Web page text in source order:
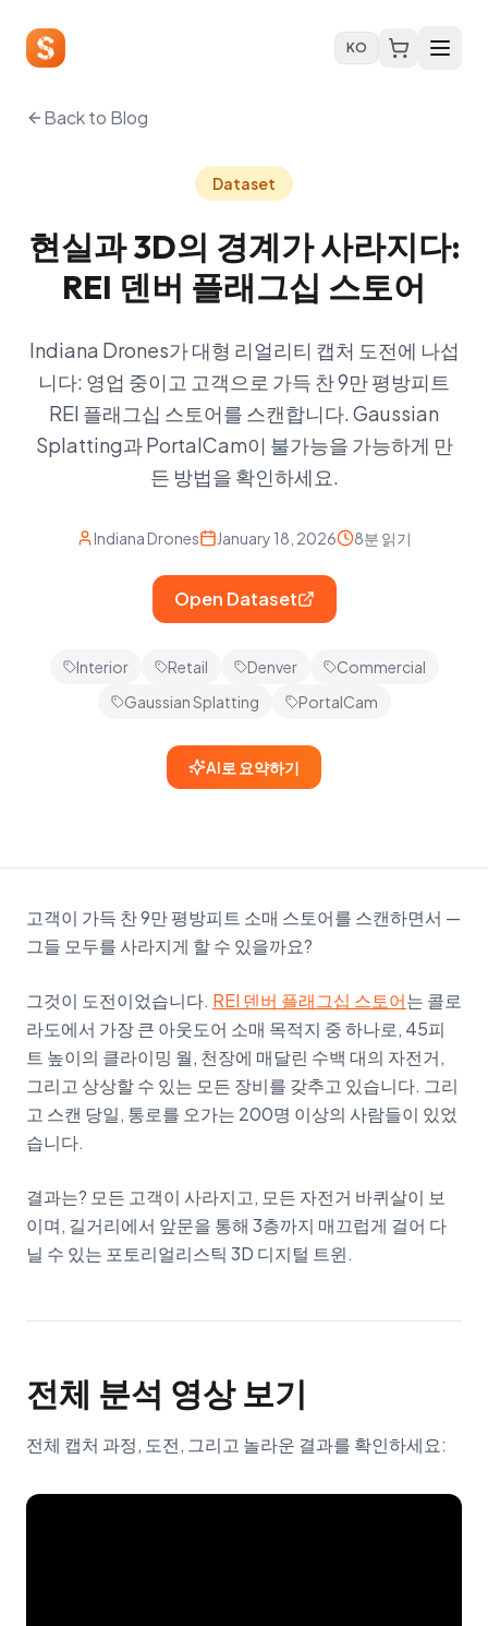
KO
Back to Blog
Dataset
현실과 3D의 경계가 사라지다:
REI 덴버 플래그십 스토어
Indiana Drones가 대형 리얼리티 캡처 도전에 나섭
니다: 영업 중이고 고객으로 가득 찬 9만 평방피트
REI 플래그십 스토어를 스캔합니다. Gaussian
Splatting과 PortalCam이 불가능을 가능하게 만
든 방법을 확인하세요.
Indiana Drones January 18, 2026 8분 읽기
Open Dataset
Interior Retail Denver
Commercial
Gaussian Splatting
PortalCam
AI로 요약하기
고객이 가득 찬 9만 평방피트 소매 스토어를 스캔하면서 —
그들 모두를 사라지게 할 수 있을까요?
그것이 도전이었습니다. REI 덴버 플래그십 스토어는 콜로
라도에서 가장 큰 아웃도어 소매 목적지 중 하나로, 45피
트 높이의 클라이밍 월, 천장에 매달린 수백 대의 자전거,
그리고 상상할 수 있는 모든 장비를 갖추고 있습니다. 그리
고 스캔 당일, 통로를 오가는 200명 이상의 사람들이 있었
습니다.
결과는? 모든 고객이 사라지고, 모든 자전거 바퀴살이 보
이며, 길거리에서 앞문을 통해 3층까지 매끄럽게 걸어 다
닐 수 있는 포토리얼리스틱 3D 디지털 트윈.
전체 분석 영상 보기
전체 캡처 과정, 도전, 그리고 놀라운 결과를 확인하세요: